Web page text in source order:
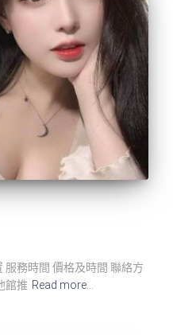
服務時間 價格及時間 聯絡方
館推 Read more…